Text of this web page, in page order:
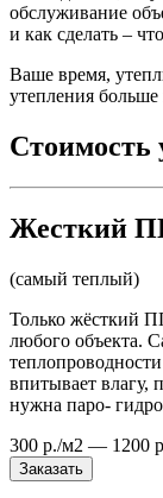
обслуживание
и как сделать –
Ваше время,
утепления больше
Жесткий
(самый теплый)
Только жёсткий
любого объекта.
впитывает влагу,
нужна паро-
300 р./м2 — 1200
Заказать